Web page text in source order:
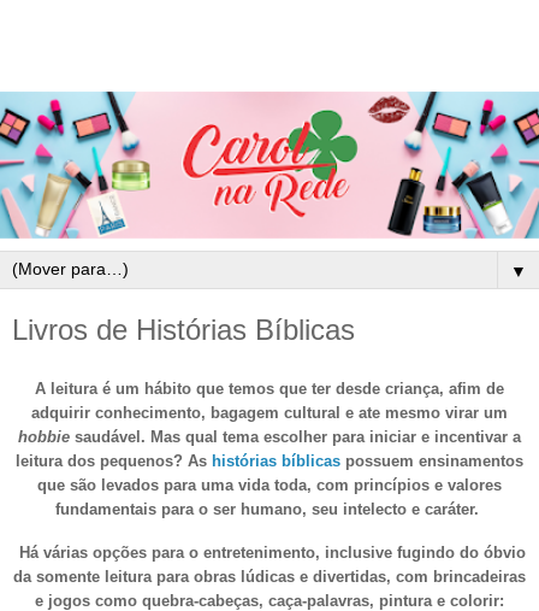
▼
Livros de Histórias Bíblicas
A leitura é um hábito que temos que ter desde criança, afim de
adquirir conhecimento, bagagem cultural e ate mesmo virar um
hobbie saudável. Mas qual tema escolher para iniciar e incentivar a
leitura dos pequenos? As histórias bíblicas possuem ensinamentos
que são levados para uma vida toda, com princípios e valores
fundamentais para o ser humano, seu intelecto e caráter.
Há várias opções para o entretenimento, inclusive fugindo do óbvio
da somente leitura para obras lúdicas e divertidas, com brincadeiras
e jogos como quebra-cabeças, caça-palavras, pintura e colorir: